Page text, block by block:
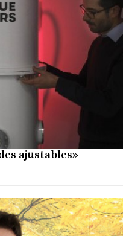
ajustables»